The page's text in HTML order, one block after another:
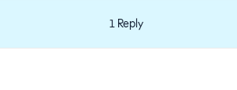
1 Reply